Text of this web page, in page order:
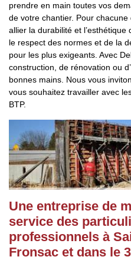
prendre en main toutes vos
de votre chantier. Pour
allier la durabilité et
le respect des normes et de la
pour les plus exigeants. Avec
construction, de rénovation ou
bonnes mains. Nous vous
vous souhaitez travailler avec
BTP.
Une entreprise de
service des
professionnels à
Fronsac et dans le